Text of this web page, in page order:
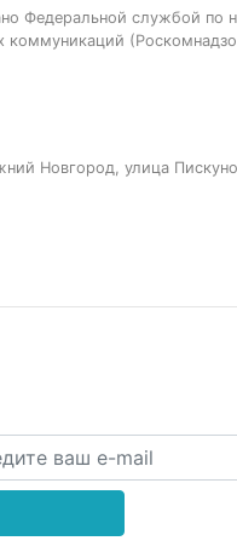
Федеральной службой по
коммуникаций
Новгород, улица